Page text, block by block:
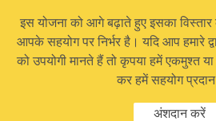
इस योजना को आगे बढ़ाते हुए इसका विस्तार
आपके सहयोग पर निर्भर है। यदि आप हमारे
को उपयोगी मानते हैं तो कृपया हमें एकमुश्त या
कर हमें सहयोग
अंशदान करें